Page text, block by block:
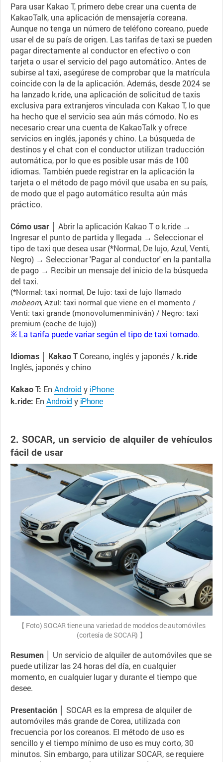
Para usar Kakao T, primero debe crear una cuenta de
KakaoTalk, una aplicación de mensajería coreana.
Aunque no tenga un número de teléfono coreano, puede
usar el de su país de origen. Las tarifas de taxi se pueden
pagar directamente al conductor en efectivo o con
tarjeta o usar el servicio del pago automático. Antes de
subirse al taxi, asegúrese de comprobar que la matrícula
coincide con la de la aplicación. Además, desde 2024 se
ha lanzado k.ride, una aplicación de solicitud de taxis
exclusiva para extranjeros vinculada con Kakao T, lo que
ha hecho que el servicio sea aún más cómodo. No es
necesario crear una cuenta de KakaoTalk y ofrece
servicios en inglés, japonés y chino. La búsqueda de
destinos y el chat con el conductor utilizan traducción
automática, por lo que es posible usar más de 100
idiomas. También puede registrar en la aplicación la
tarjeta o el método de pago móvil que usaba en su país,
de modo que el pago automático resulta aún más
práctico.
Cómo usar │ Abrir la aplicación Kakao T o k.ride →
Ingresar el punto de partida y llegada → Seleccionar el
tipo de taxi que desea usar (*Normal, De lujo, Azul, Venti,
Negro) → Seleccionar 'Pagar al conductor' en la pantalla
de pago → Recibir un mensaje del inicio de la búsqueda
del taxi.
(*Normal: taxi normal, De lujo: taxi de lujo llamado
mobeom, Azul: taxi normal que viene en el momento /
Venti: taxi grande (monovolumenminiván) / Negro: taxi
premium (coche de lujo))
※ La tarifa puede variar según el tipo de taxi tomado.
Idiomas │ Kakao T Coreano, inglés y japonés / k.ride
Inglés, japonés y chino
Kakao T: En Android y iPhone
k.ride: En Android y iPhone
2. SOCAR, un servicio de alquiler de vehículos
fácil de usar
【 Foto) SOCAR tiene una variedad de modelos de automóviles
(cortesía de SOCAR) 】
Resumen │ Un servicio de alquiler de automóviles que se
puede utilizar las 24 horas del día, en cualquier
momento, en cualquier lugar y durante el tiempo que
desee.
Presentación │ SOCAR es la empresa de alquiler de
automóviles más grande de Corea, utilizada con
frecuencia por los coreanos. El método de uso es
sencillo y el tiempo mínimo de uso es muy corto, 30
minutos. Sin embargo, para utilizar SOCAR, se requiere